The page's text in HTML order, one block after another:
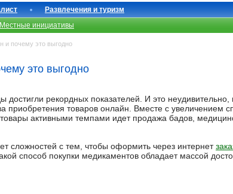
Развлечения и туризм
Местные инициативы
и почему это выгодно
это выгодно
рекордных показателей. И это неудивительно,
приобретения товаров онлайн. Вместе с увеличением
активными темпами идет продажа бадов,
сложностей с тем, чтобы оформить через интернет
способ покупки медикаментов обладает массой